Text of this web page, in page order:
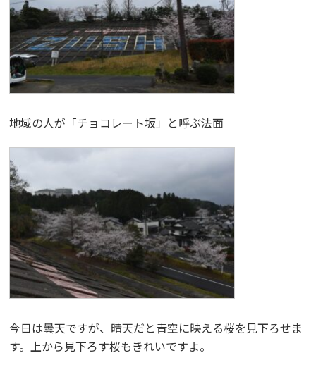
地域の人が「チョコレート坂」と呼ぶ法面
今日は曇天ですが、晴天だと青空に映える桜を見下ろせま
す。上から見下ろす桜もきれいですよ。